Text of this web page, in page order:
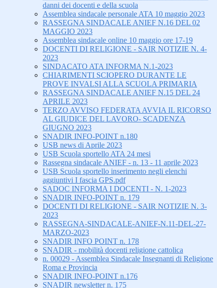
danni dei docenti e della scuola
Assemblea sindacale personale ATA 10 maggio 2023
RASSEGNA SINDACALE ANIEF N.16 DEL 02
MAGGIO 2023
Assemblea sindacale online 10 maggio ore 17-19
DOCENTI DI RELIGIONE - SAIR NOTIZIE N. 4-
2023
SINDACATO ATA INFORMA N.1-2023
CHIARIMENTI SCIOPERO DURANTE LE
PROVE INVALSI ALLA SCUOLA PRIMARIA
RASSEGNA SINDACALE ANIEF N.15 DEL 24
APRILE 2023
TERZO AVVISO FEDERATA AVVIA IL RICORSO
AL GIUDICE DEL LAVORO- SCADENZA
GIUGNO 2023
SNADIR INFO-POINT n.180
USB news di Aprile 2023
USB Scuola sportello ATA 24 mesi
Rassegna sindacale ANIEF - n. 13 - 11 aprile 2023
USB Scuola sportello inserimento negli elenchi
aggiuntivi I fascia GPS.pdf
SADOC INFORMA I DOCENTI - N. 1-2023
SNADIR INFO-POINT n. 179
DOCENTI DI RELIGIONE - SAIR NOTIZIE N. 3-
2023
RASSEGNA-SINDACALE-ANIEF-N.11-DEL-27-
MARZO-2023
SNADIR INFO POINT n. 178
SNADIR - mobilità docenti religione cattolica
n. 00029 - Assemblea Sindacale Insegnanti di Religione
Roma e Provincia
SNADIR INFO-POINT n.176
SNADIR newsletter n. 175